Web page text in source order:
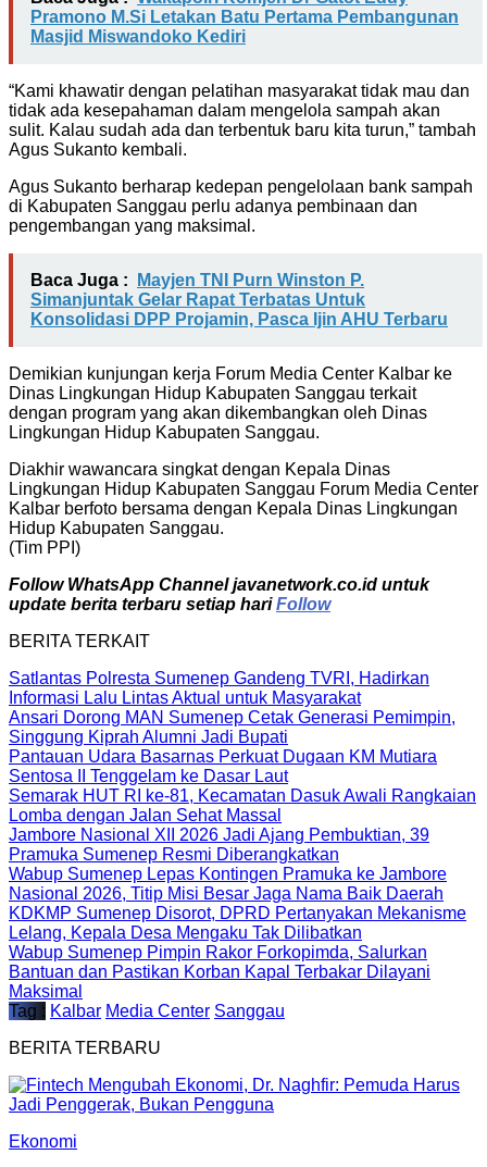
Pramono M.Si Letakan Batu Pertama Pembangunan
Masjid Miswandoko Kediri
“Kami khawatir dengan pelatihan masyarakat tidak mau dan
tidak ada kesepahaman dalam mengelola sampah akan
sulit. Kalau sudah ada dan terbentuk baru kita turun,” tambah
Agus Sukanto kembali.
Agus Sukanto berharap kedepan pengelolaan bank sampah
di Kabupaten Sanggau perlu adanya pembinaan dan
pengembangan yang maksimal.
Baca Juga :
Mayjen TNI Purn Winston P.
Simanjuntak Gelar Rapat Terbatas Untuk
Konsolidasi DPP Projamin, Pasca Ijin AHU Terbaru
Demikian kunjungan kerja Forum Media Center Kalbar ke
Dinas Lingkungan Hidup Kabupaten Sanggau terkait
dengan program yang akan dikembangkan oleh Dinas
Lingkungan Hidup Kabupaten Sanggau.
Diakhir wawancara singkat dengan Kepala Dinas
Lingkungan Hidup Kabupaten Sanggau Forum Media Center
Kalbar berfoto bersama dengan Kepala Dinas Lingkungan
Hidup Kabupaten Sanggau.
(Tim PPI)
Follow WhatsApp Channel javanetwork.co.id untuk
update berita terbaru setiap hariFollow
BERITA TERKAIT
Satlantas Polresta Sumenep Gandeng TVRI, Hadirkan
Informasi Lalu Lintas Aktual untuk Masyarakat
Ansari Dorong MAN Sumenep Cetak Generasi Pemimpin,
Singgung Kiprah Alumni Jadi Bupati
Pantauan Udara Basarnas Perkuat Dugaan KM Mutiara
Sentosa II Tenggelam ke Dasar Laut
Semarak HUT RI ke-81, Kecamatan Dasuk Awali Rangkaian
Lomba dengan Jalan Sehat Massal
Jambore Nasional XII 2026 Jadi Ajang Pembuktian, 39
Pramuka Sumenep Resmi Diberangkatkan
Wabup Sumenep Lepas Kontingen Pramuka ke Jambore
Nasional 2026, Titip Misi Besar Jaga Nama Baik Daerah
KDKMP Sumenep Disorot, DPRD Pertanyakan Mekanisme
Lelang, Kepala Desa Mengaku Tak Dilibatkan
Wabup Sumenep Pimpin Rakor Forkopimda, Salurkan
Bantuan dan Pastikan Korban Kapal Terbakar Dilayani
Maksimal
Tag : Kalbar Media Center Sanggau
BERITA TERBARU
Ekonomi